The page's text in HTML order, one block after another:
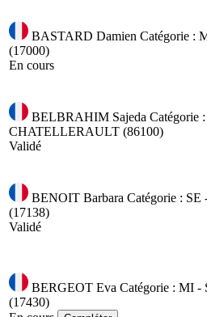
BASTARD Damien Catégorie :
(17000)
En cours
BELBRAHIM Sajeda Catégorie
CHATELLERAULT (86100)
Validé
BENOIT Barbara Catégorie : SE
(17138)
Validé
BERGEOT Eva Catégorie : MI -
(17430)